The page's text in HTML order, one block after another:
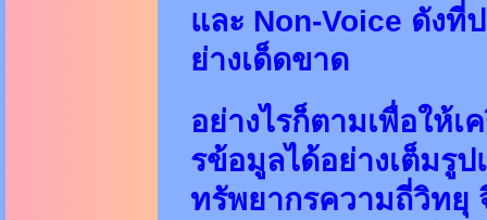
และ Non-Voice ดังที่
ย่างเด็ดขาด
อย่างไรก็ตามเพื่อให้เ
รข้อมูลได้อย่างเต็มรู
ทรัพยากรความถี่วิทยุ